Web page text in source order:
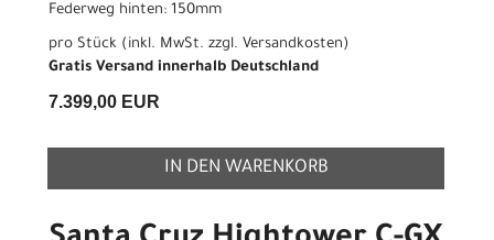
Federweg hinten: 150mm
pro Stück (inkl. MwSt. zzgl. Versandkosten)
Gratis Versand innerhalb Deutschland
7.399,00 EUR
IN DEN WARENKORB